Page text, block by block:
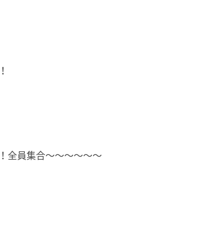
全員集合〜〜〜〜〜〜